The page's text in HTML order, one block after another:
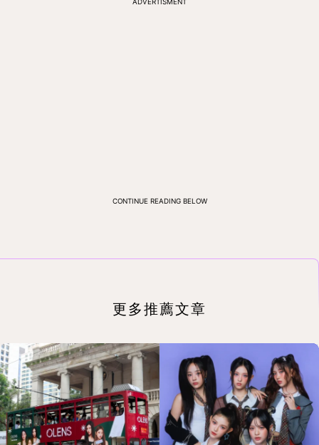
CONTINUE READING BELOW
更多推薦文章